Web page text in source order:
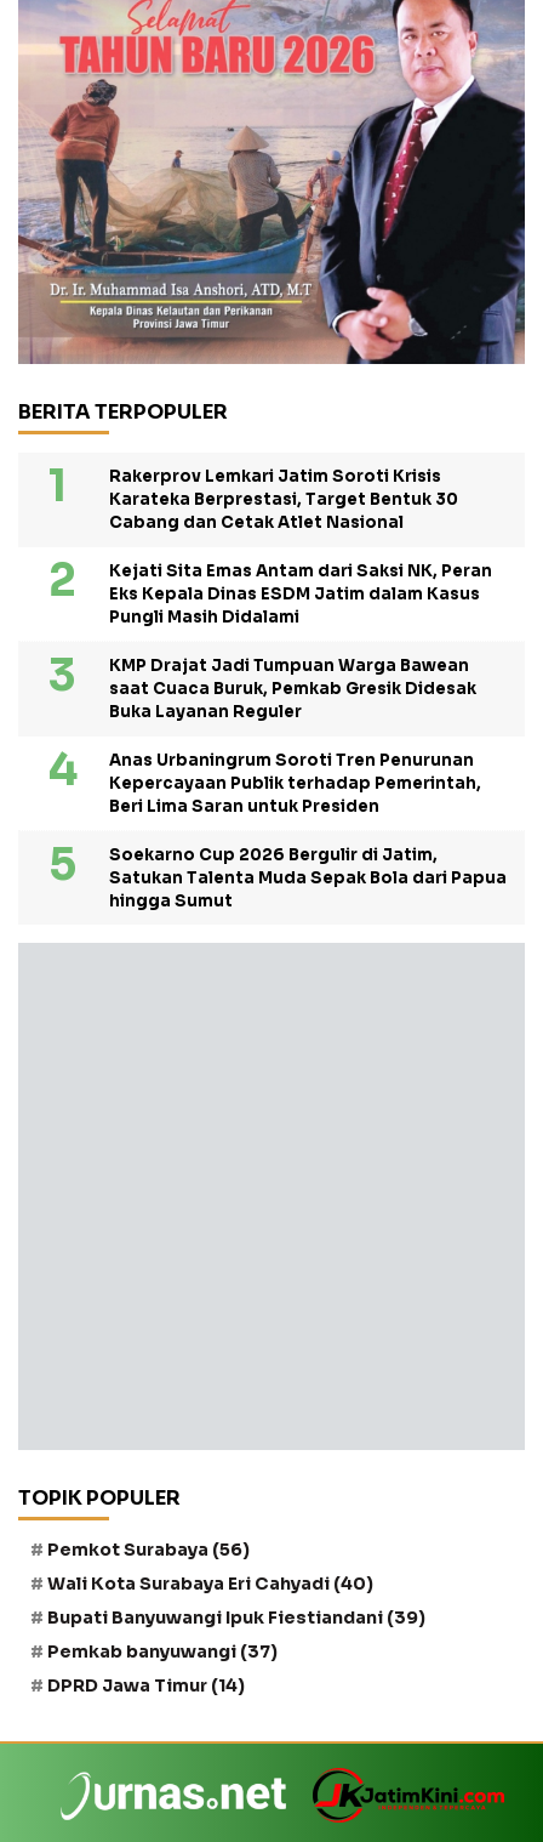
BERITA TERPOPULER
Rakerprov Lemkari Jatim Soroti Krisis
Karateka Berprestasi, Target Bentuk 30
Cabang dan Cetak Atlet Nasional
Kejati Sita Emas Antam dari Saksi NK, Peran
Eks Kepala Dinas ESDM Jatim dalam Kasus
Pungli Masih Didalami
KMP Drajat Jadi Tumpuan Warga Bawean
saat Cuaca Buruk, Pemkab Gresik Didesak
Buka Layanan Reguler
Anas Urbaningrum Soroti Tren Penurunan
Kepercayaan Publik terhadap Pemerintah,
Beri Lima Saran untuk Presiden
Soekarno Cup 2026 Bergulir di Jatim,
Satukan Talenta Muda Sepak Bola dari Papua
hingga Sumut
TOPIK POPULER
Pemkot Surabaya (56)
Wali Kota Surabaya Eri Cahyadi (40)
Bupati Banyuwangi Ipuk Fiestiandani (39)
Pemkab banyuwangi (37)
DPRD Jawa Timur (14)